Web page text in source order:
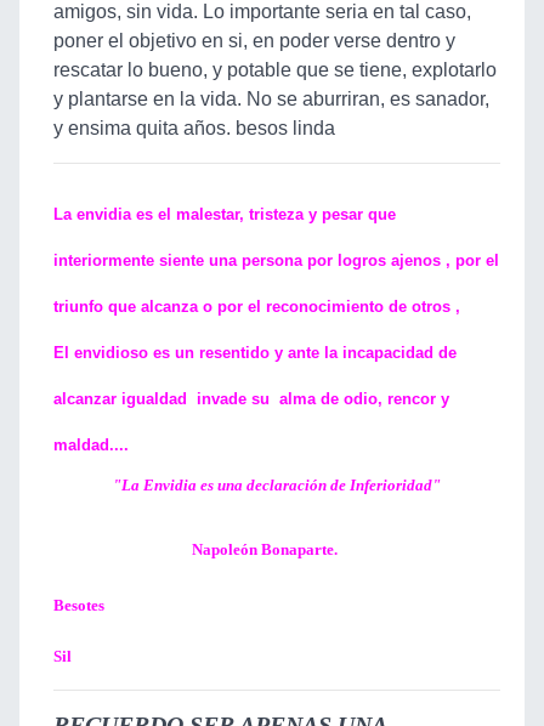
amigos, sin vida. Lo importante seria en tal caso,
poner el objetivo en si, en poder verse dentro y
rescatar lo bueno, y potable que se tiene, explotarlo
y plantarse en la vida. No se aburriran, es sanador,
y ensima quita años. besos linda
La envidia es el malestar, tristeza y pesar que
interiormente siente una persona por logros ajenos , por el
triunfo que alcanza o por el reconocimiento de otros ,
El envidioso es un resentido y ante la incapacidad de
alcanzar igualdad invade su alma de odio, rencor y
maldad....
"La Envidia es una declaración de Inferioridad"
Napoleón Bonaparte.
Besotes
Sil